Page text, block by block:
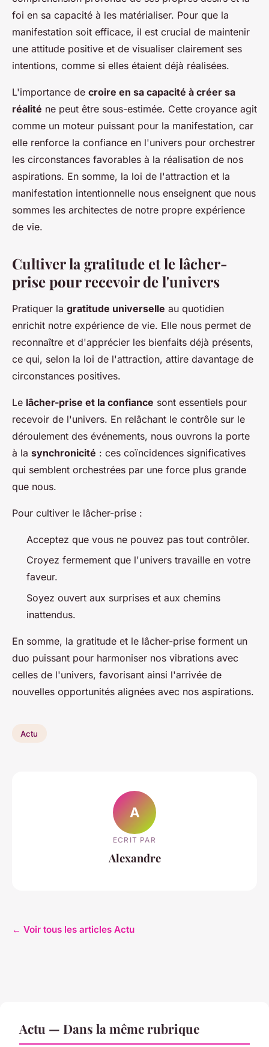
foi en sa capacité à les matérialiser. Pour que la
manifestation soit efficace, il est crucial de maintenir
une attitude positive et de visualiser clairement ses
intentions, comme si elles étaient déjà réalisées.
L'importance de croire en sa capacité à créer sa
réalité ne peut être sous-estimée. Cette croyance agit
comme un moteur puissant pour la manifestation, car
elle renforce la confiance en l'univers pour orchestrer
les circonstances favorables à la réalisation de nos
aspirations. En somme, la loi de l'attraction et la
manifestation intentionnelle nous enseignent que nous
sommes les architectes de notre propre expérience
de vie.
Cultiver la gratitude et le lâcher-
prise pour recevoir de l'univers
Pratiquer la gratitude universelle au quotidien
enrichit notre expérience de vie. Elle nous permet de
reconnaître et d'apprécier les bienfaits déjà présents,
ce qui, selon la loi de l'attraction, attire davantage de
circonstances positives.
Le lâcher-prise et la confiance sont essentiels pour
recevoir de l'univers. En relâchant le contrôle sur le
déroulement des événements, nous ouvrons la porte
à la synchronicité : ces coïncidences significatives
qui semblent orchestrées par une force plus grande
que nous.
Pour cultiver le lâcher-prise :
Acceptez que vous ne pouvez pas tout contrôler.
Croyez fermement que l'univers travaille en votre
faveur.
Soyez ouvert aux surprises et aux chemins
inattendus.
En somme, la gratitude et le lâcher-prise forment un
duo puissant pour harmoniser nos vibrations avec
celles de l'univers, favorisant ainsi l'arrivée de
nouvelles opportunités alignées avec nos aspirations.
Actu
A
ECRIT PAR
Alexandre
← Voir tous les articles Actu
Actu — Dans la même rubrique